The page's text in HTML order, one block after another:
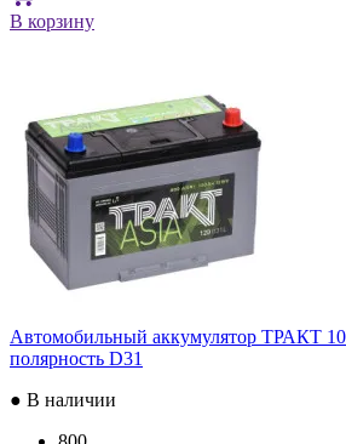
В корзину
Автомобильный аккумулятор ТРАКТ
полярность D31
● В наличии